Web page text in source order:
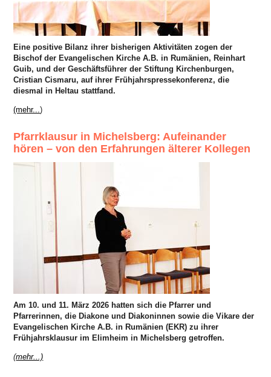
Eine positive Bilanz ihrer bisherigen Aktivitäten zogen der
Bischof der Evangelischen Kirche A.B. in Rumänien, Reinhart
Guib, und der Geschäftsführer der Stiftung Kirchenburgen,
Cristian Cismaru, auf ihrer Frühjahrspressekonferenz, die
diesmal in Heltau stattfand.
(mehr...)
Pfarrklausur in Michelsberg: Aufeinander
hören – von den Erfahrungen älterer Kollegen
Am 10. und 11. März 2026 hatten sich die Pfarrer und
Pfarrerinnen, die Diakone und Diakoninnen sowie die Vikare der
Evangelischen Kirche A.B. in Rumänien (EKR) zu ihrer
Frühjahrsklausur im Elimheim in Michelsberg getroffen.
(mehr...)